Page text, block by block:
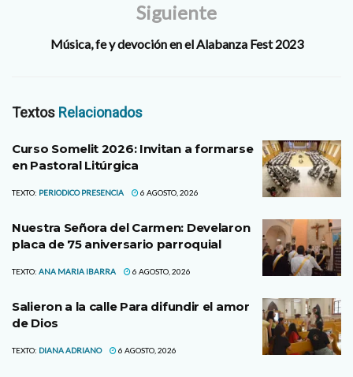
Siguiente
Música, fe y devoción en el Alabanza Fest 2023
Textos Relacionados
Curso Somelit 2026: Invitan a formarse
en Pastoral Litúrgica
TEXTO: PERIODICO PRESENCIA 6 AGOSTO, 2026
Nuestra Señora del Carmen: Develaron
placa de 75 aniversario parroquial
TEXTO: ANA MARIA IBARRA 6 AGOSTO, 2026
Salieron a la calle Para difundir el amor
de Dios
TEXTO: DIANA ADRIANO 6 AGOSTO, 2026